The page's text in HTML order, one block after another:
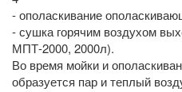
- ополаскивание
- сушка горячим воздухом
МПТ-2000, 2000л).
Во время мойки и
образуется пар и теплый